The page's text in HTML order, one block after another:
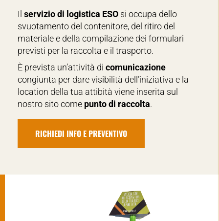
Il servizio di logistica ESO si occupa dello
svuotamento del contenitore, del ritiro del
materiale e della compilazione dei formulari
previsti per la raccolta e il trasporto.
È prevista un’attività di comunicazione
congiunta per dare visibilità dell’iniziativa e la
location della tua attibità viene inserita sul
nostro sito come punto di raccolta.
RICHIEDI INFO E PREVENTIVO